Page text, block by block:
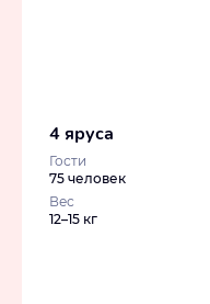
4 яруса
Гости
75 человек
Вес
12–15 кг